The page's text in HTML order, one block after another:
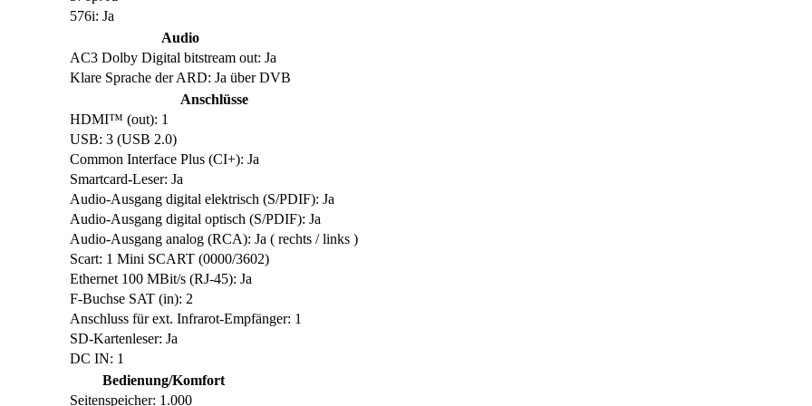
576i: Ja
Audio
AC3 Dolby Digital bitstream out: Ja
Klare Sprache der ARD: Ja über DVB
Anschlüsse
HDMI™ (out): 1
USB: 3 (USB 2.0)
Common Interface Plus (CI+): Ja
Smartcard-Leser: Ja
Audio-Ausgang digital elektrisch (S/PDIF): Ja
Audio-Ausgang digital optisch (S/PDIF): Ja
Audio-Ausgang analog (RCA): Ja ( rechts / links )
Scart: 1 Mini SCART (0000/3602)
Ethernet 100 MBit/s (RJ-45): Ja
F-Buchse SAT (in): 2
Anschluss für ext. Infrarot-Empfänger: 1
SD-Kartenleser: Ja
DC IN: 1
Bedienung/Komfort
Seitenspeicher: 1.000